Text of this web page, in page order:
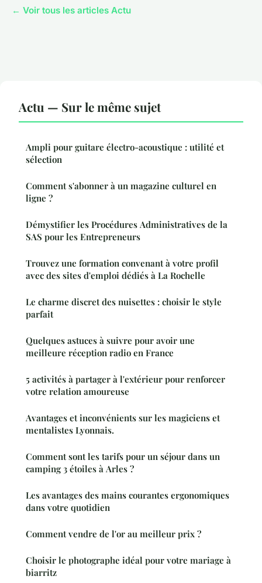
← Voir tous les articles Actu
Actu — Sur le même sujet
Ampli pour guitare électro-acoustique : utilité et
sélection
Comment s'abonner à un magazine culturel en
ligne ?
Démystifier les Procédures Administratives de la
SAS pour les Entrepreneurs
Trouvez une formation convenant à votre profil
avec des sites d'emploi dédiés à La Rochelle
Le charme discret des nuisettes : choisir le style
parfait
Quelques astuces à suivre pour avoir une
meilleure réception radio en France
5 activités à partager à l'extérieur pour renforcer
votre relation amoureuse
Avantages et inconvénients sur les magiciens et
mentalistes Lyonnais.
Comment sont les tarifs pour un séjour dans un
camping 3 étoiles à Arles ?
Les avantages des mains courantes ergonomiques
dans votre quotidien
Comment vendre de l'or au meilleur prix ?
Choisir le photographe idéal pour votre mariage à
biarritz